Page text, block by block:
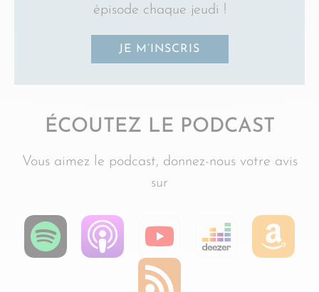
épisode chaque jeudi !
JE M’INSCRIS
ÉCOUTEZ LE PODCAST
Vous aimez le podcast, donnez-nous votre avis
sur